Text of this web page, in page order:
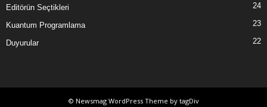
Editörün Seçtikleri 24
Kuantum Programlama 23
Duyurular 22
© Newsmag WordPress Theme by tagDiv